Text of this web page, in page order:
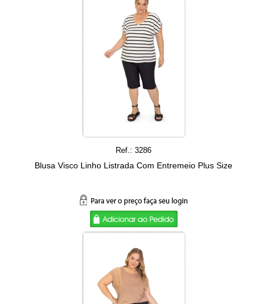
Ref.: 3286
Blusa Visco Linho Listrada Com Entremeio Plus Size